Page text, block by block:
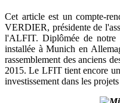
Cet article est un compte-
VERDIER, présidente de
l'ALFIT. Diplômée de notre
installée à Munich en
rassemblement des anciens
2015. Le LFIT tient encore
investissement dans les